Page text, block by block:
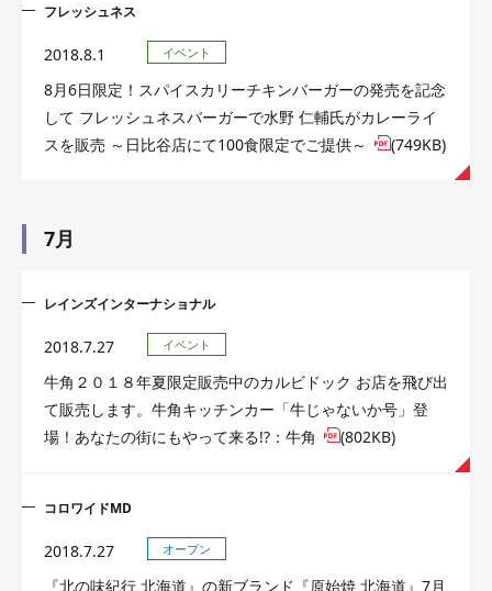
フレッシュネス
2018.8.1 イベント
8月6日限定！スパイスカリーチキンバーガーの発売を記念
して フレッシュネスバーガーで水野 仁輔氏がカレーライ
スを販売 ～日比谷店にて100食限定でご提供～
(749KB)
7月
レインズインターナショナル
2018.7.27 イベント
牛角２０１８年夏限定販売中のカルビドック お店を飛び出
て販売します。牛角キッチンカー「牛じゃないか号」登
場！あなたの街にもやって来る!?：牛角
(802KB)
コロワイドMD
2018.7.27 オープン
『北の味紀行 北海道』の新ブランド『原始焼 北海道』7月